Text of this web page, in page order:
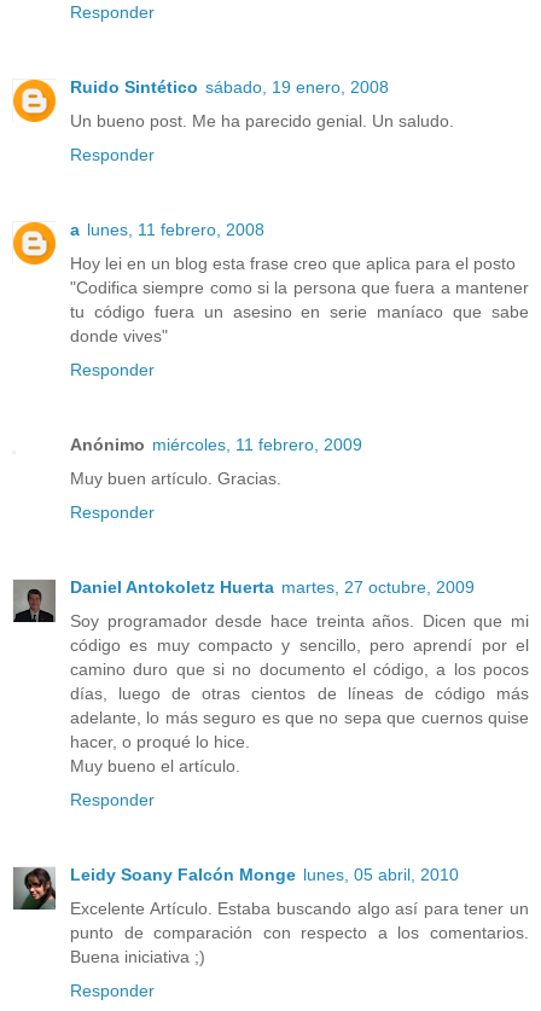
Responder
Ruido Sintético sábado, 19 enero, 2008
Un bueno post. Me ha parecido genial. Un saludo.
Responder
a lunes, 11 febrero, 2008
Hoy lei en un blog esta frase creo que aplica para el posto
"Codifica siempre como si la persona que fuera a mantener
tu código fuera un asesino en serie maníaco que sabe
donde vives"
Responder
Anónimo miércoles, 11 febrero, 2009
Muy buen artículo. Gracias.
Responder
Daniel Antokoletz Huerta martes, 27 octubre, 2009
Soy programador desde hace treinta años. Dicen que mi
código es muy compacto y sencillo, pero aprendí por el
camino duro que si no documento el código, a los pocos
días, luego de otras cientos de líneas de código más
adelante, lo más seguro es que no sepa que cuernos quise
hacer, o proqué lo hice.
Muy bueno el artículo.
Responder
Leidy Soany Falcón Monge lunes, 05 abril, 2010
Excelente Artículo. Estaba buscando algo así para tener un
punto de comparación con respecto a los comentarios.
Buena iniciativa ;)
Responder